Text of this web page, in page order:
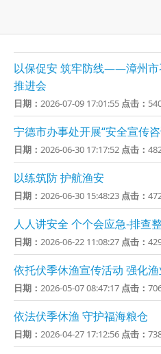
以保促安 筑牢防线——漳州市
推进会
日期： 2026-07-09 17:01:55 点击：
宁德市办事处开展“安全宣传
日期： 2026-06-30 17:17:52 点击：
以练筑防 护航渔安
日期： 2026-06-30 15:48:23 点击：
人人讲安全 个个会应急-排查
日期： 2026-06-22 11:08:27 点击：
依托伏季休渔宣传活动 强化
日期： 2026-05-07 08:47:17 点击：
依法伏季休渔 守护福海粮仓
日期： 2026-04-27 17:12:56 点击：